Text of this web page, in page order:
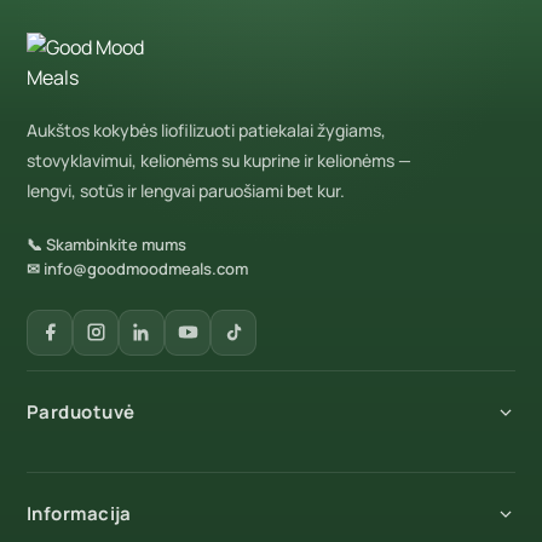
Aukštos kokybės liofilizuoti patiekalai žygiams,
stovyklavimui, kelionėms su kuprine ir kelionėms —
lengvi, sotūs ir lengvai paruošiami bet kur.
📞 Skambinkite mums
✉ info@goodmoodmeals.com
Parduotuvė
Informacija